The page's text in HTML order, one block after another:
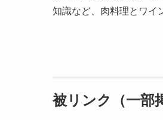
知識など、肉料理とワイ
被リンク（一部